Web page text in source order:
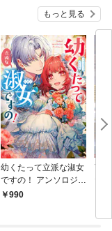
もっと見る
幼くたって立派な淑女
ですの！ アンソロジー
コミック
990
言
た